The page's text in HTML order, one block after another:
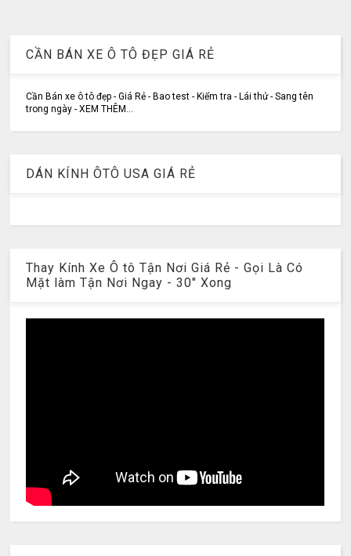
CẦN BÁN XE Ô TÔ ĐẸP GIÁ RẺ
Cần Bán xe ô tô đẹp - Giá Rẻ - Bao test - Kiểm tra - Lái thử - Sang tên
trong ngày - XEM THÊM...
DÁN KÍNH ÔTÔ USA GIÁ RẺ
Thay Kính Xe Ô tô Tận Nơi Giá Rẻ - Gọi Là Có
Mặt làm Tận Nơi Ngay - 30" Xong